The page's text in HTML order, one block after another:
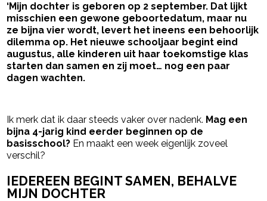
‘Mijn dochter is geboren op 2 september. Dat lijkt
misschien een gewone geboortedatum, maar nu
ze bijna vier wordt, levert het ineens een behoorlijk
dilemma op. Het nieuwe schooljaar begint eind
augustus, alle kinderen uit haar toekomstige klas
starten dan samen en zij moet… nog een paar
dagen wachten.
Ik merk dat ik daar steeds vaker over nadenk. Mag een
bijna 4-jarig kind eerder beginnen op de
basisschool? En maakt een week eigenlijk zoveel
verschil?
IEDEREEN BEGINT SAMEN, BEHALVE
MIJN DOCHTER